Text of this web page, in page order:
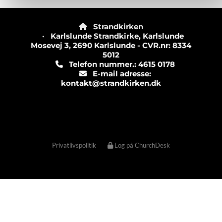

Strandkirken
· Karlslunde Strandkirke, Karlslunde
Mosevej 3, 2690 Karlslunde - CVR.nr: 8334
5012
Telefon nummer.: 4615 0178
E-mail adresse:
kontakt@strandkirken.dk
Privatlivspolitik Log på ChurchDesk